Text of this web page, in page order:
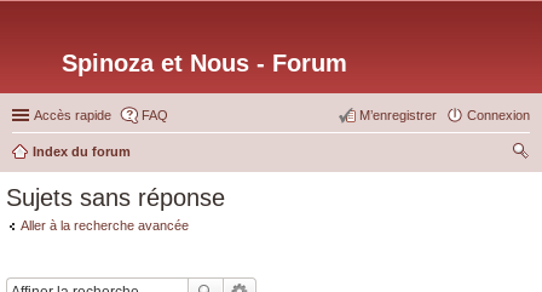
Spinoza et Nous - Forum
Accès rapide FAQ Connexion
M’enregistrer
Index du forum
Sujets sans réponse
Aller à la recherche avancée